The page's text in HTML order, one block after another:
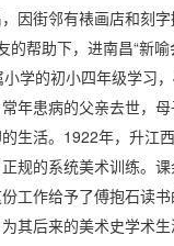
因街邻有裱画店和刻
帮助下，进南昌“新
学的初小四年级学习
年患病的父亲去世，
生活。1922年，升江
规的系统美术训练。
工作给予了傅抱石读
其后来的美术史学术